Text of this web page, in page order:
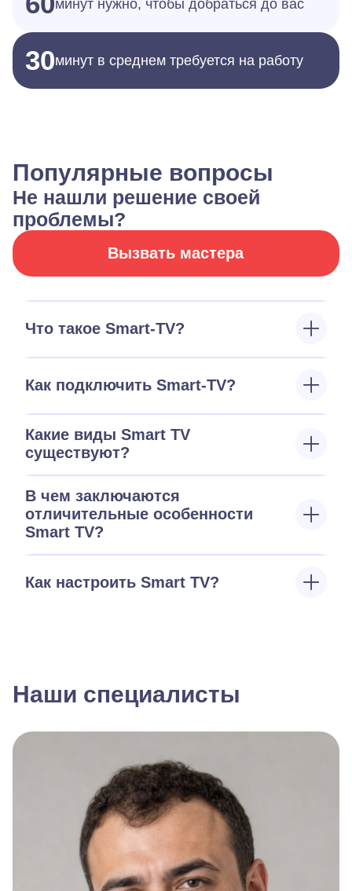
минут нужно, чтобы добраться до вас
30минут в среднем требуется на работу
Популярные вопросы
Не нашли решение своей
проблемы?
Вызвать мастера
Что такое Smart-TV?
Как подключить Smart-TV?
Какие виды Smart TV
существуют?
В чем заключаются
отличительные особенности
Smart TV?
Как настроить Smart TV?
Наши специалисты